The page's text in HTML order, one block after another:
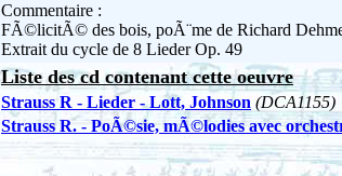
Commentaire :
FÃ©licitÃ© des bois, poÃ¨me de Richard
Extrait du cycle de 8 Lieder Op. 49
Liste des cd contenant cette oeuvre
Strauss R - Lieder - Lott, Johnson (DCA1155)
Strauss R. - PoÃ©sie, mÃ©lodies avec